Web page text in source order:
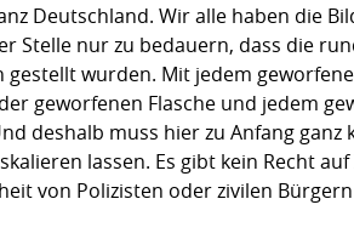
Deutschland. Wir alle haben die
Stelle nur zu bedauern, dass die
wurden. Mit jedem
geworfenen Flasche und jedem
deshalb muss hier zu Anfang ganz
lassen. Es gibt kein Recht
von Polizisten oder zivilen